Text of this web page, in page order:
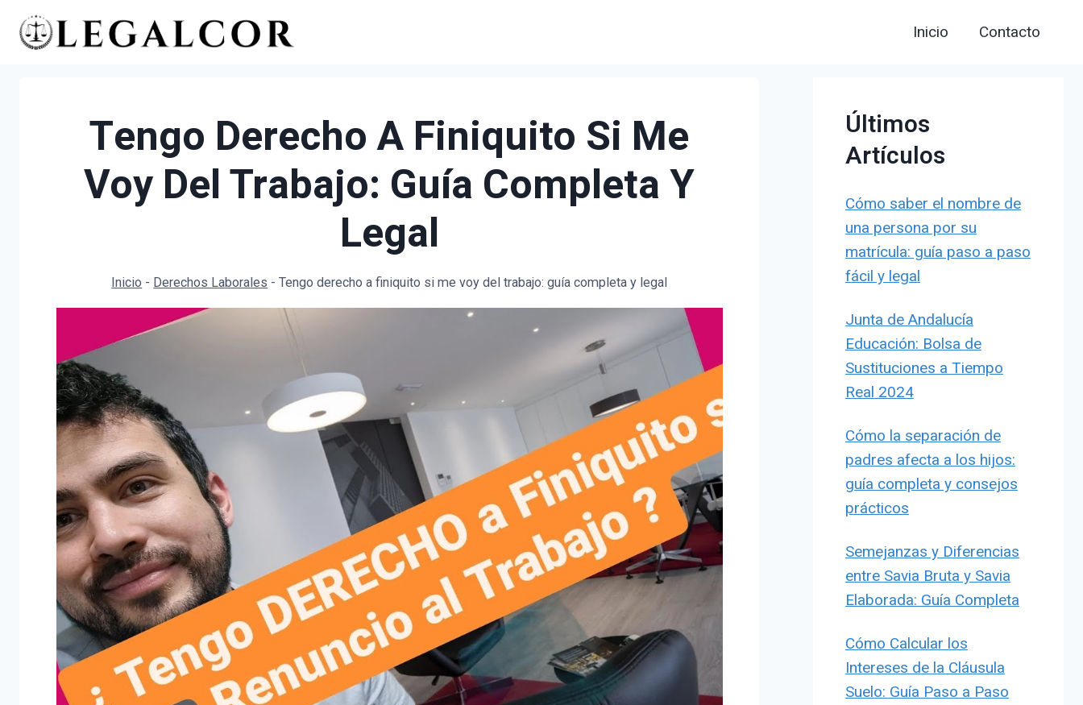
Saltar
Inicio Contacto
Tengo Derecho A Finiquito Si Me
Voy Del Trabajo: Guía Completa Y
Legal
Inicio - Derechos Laborales -Tengo derecho a finiquito si me voy del trabajo: guía completa y legal
Últimos
Artículos
Cómo saber el nombre de
una persona por su
matrícula: guía paso a paso
fácil y legal
Junta de Andalucía
Educación: Bolsa de
Sustituciones a Tiempo
Real 2024
Cómo la separación de
padres afecta a los hijos:
guía completa y consejos
prácticos
Semejanzas y Diferencias
entre Savia Bruta y Savia
Elaborada: Guía Completa
Cómo Calcular los
Intereses de la Cláusula
Suelo: Guía Paso a Paso